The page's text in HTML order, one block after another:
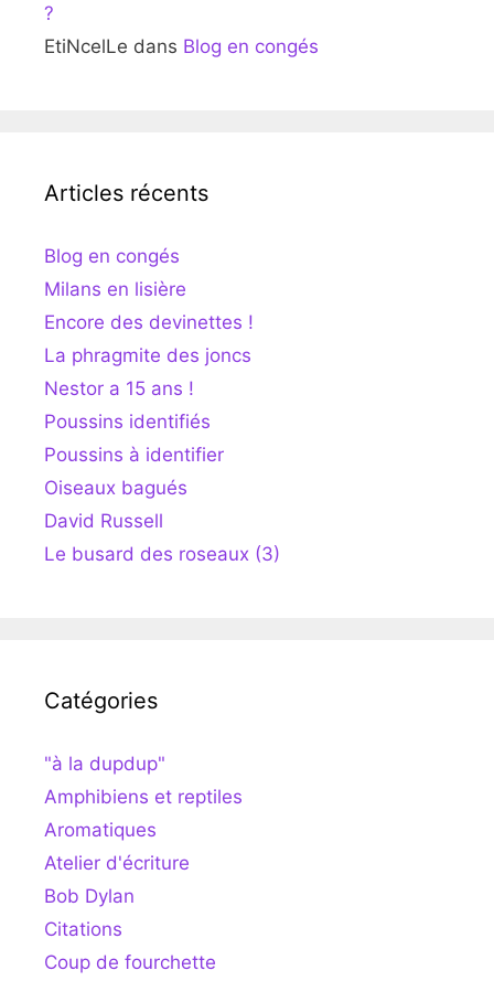
?
EtiNcelLe dans Blog en congés
Articles récents
Blog en congés
Milans en lisière
Encore des devinettes !
La phragmite des joncs
Nestor a 15 ans !
Poussins identifiés
Poussins à identifier
Oiseaux bagués
David Russell
Le busard des roseaux (3)
Catégories
"à la dupdup"
Amphibiens et reptiles
Aromatiques
Atelier d'écriture
Bob Dylan
Citations
Coup de fourchette